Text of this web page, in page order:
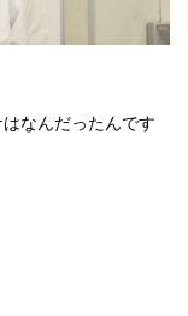
なんだったんです